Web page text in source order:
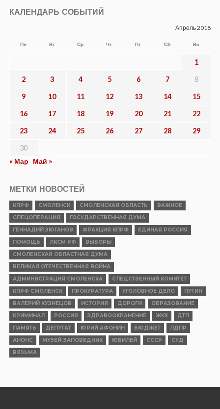
КАЛЕНДАРЬ СОБЫТИЙ
Апрель 2018
Пн Вт Ср Чт Пт Сб Вс
1
2 3 4 5 6 7 8
9 10 11 12 13 14 15
16 17 18 19 20 21 22
23 24 25 26 27 28 29
30
« Мар
Май »
МЕТКИ НОВОСТЕЙ
КПРФ СМОЛЕНСК СМОЛЕНСКАЯ ОБЛАСТЬ
ВАЖНОЕ
СПЕЦОПЕРАЦИЯ
ГОСУДАРСТВЕННАЯ ДУМА
ГЕННАДИЙ ЗЮГАНОВ
ФРАКЦИЯ КПРФ
ЕДИНАЯ РОССИЯ
ПОМОЩЬ
ЛКСМ РФ
ВЫБОРЫ
СМОЛЕНСКАЯ ОБЛАСТНАЯ ДУМА
ВЕЛИКАЯ ОТЕЧЕСТВЕННАЯ ВОЙНА
АДМИНИСТРАЦИЯ СМОЛЕНСКА
СЛЕДСТВЕННЫЙ КОМИТЕТ
КПРФ СМОЛЕНСК
ПРОКУРАТУРА УГОЛОВНОЕ ДЕЛО
ПУТИН
ВАЛЕРИЙ КУЗНЕЦОВ
ИСТОРИЯ ДОРОГИ
ОБРАЗОВАНИЕ
КРИМИНАЛ
РОССИЯ ЗДРАВООХРАНЕНИЕ ЖКХ
ДТП
ПАМЯТЬ
ДЕПУТАТ ЮРИЙ АФОНИН БЮДЖЕТ
ЛДПР
АНОНС
МУЗЕЙ-ЗАПОВЕДНИК ЮБИЛЕЙ СССР
СУД
ВЯЗЬМА